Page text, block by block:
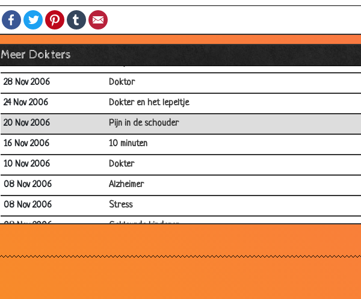
FacebookTwitterPinterestTumblr
Meer Dokters
23 Dec 2006
18 Dec 2006
Second Opinion
28 Nov 2006
Doktor
24 Nov 2006
Dokter en het lepeltje
20 Nov 2006
Pijn in de schouder
16 Nov 2006
10 minuten
10 Nov 2006
Dokter
08 Nov 2006
Alzheimer
08 Nov 2006
Stress
08 Nov 2006
Gekleurde kinderen